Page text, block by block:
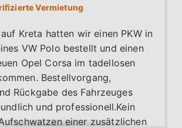
auf Kreta hatten wir einen PKW in
VW Polo bestellt und einen
Opel Corsa im tadellosen
Bestellvorgang,
Rückgabe des Fahrzeuges
und professionell.Kein
einer zusätzlichen